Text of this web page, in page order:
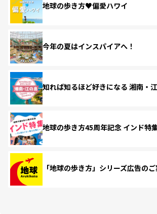
地球の歩き方♥偏愛ハワイ
今年の夏はインスパイアへ！
知れば知るほど好きになる 湘南・
地球の歩き方45周年記念 インド特
「地球の歩き方」シリーズ広告の